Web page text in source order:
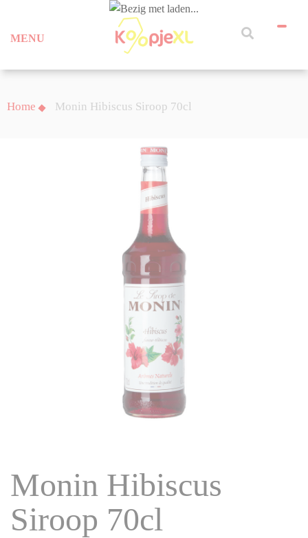
MENU
Home Monin Hibiscus Siroop 70cl
Monin Hibiscus
Siroop 70cl